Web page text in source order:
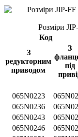
Розміри
Код
З
редукторним
приводом
З
під
065N0223
065N0236
065N0243
065N0246